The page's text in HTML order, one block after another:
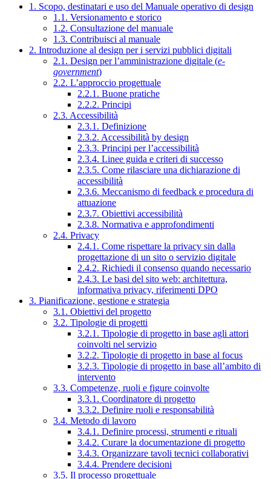
1. Scopo, destinatari e uso del Manuale operativo di design
1.1. Versionamento e storico
1.2. Consultazione del manuale
1.3. Contribuisci al manuale
2. Introduzione al design per i servizi pubblici digitali
2.1. Design per l’amministrazione digitale (e-
government)
2.2. L’approccio progettuale
2.2.1. Buone pratiche
2.2.2. Principi
2.3. Accessibilità
2.3.1. Definizione
2.3.2. Accessibilità by design
2.3.3. Principi per l’accessibilità
2.3.4. Linee guida e criteri di successo
2.3.5. Come rilasciare una dichiarazione di
accessibilità
2.3.6. Meccanismo di feedback e procedura di
attuazione
2.3.7. Obiettivi accessibilità
2.3.8. Normativa e approfondimenti
2.4. Privacy
2.4.1. Come rispettare la privacy sin dalla
progettazione di un sito o servizio digitale
2.4.2. Richiedi il consenso quando necessario
2.4.3. Le basi del sito web: architettura,
informativa privacy, riferimenti DPO
3. Pianificazione, gestione e strategia
3.1. Obiettivi del progetto
3.2. Tipologie di progetti
3.2.1. Tipologie di progetto in base agli attori
coinvolti nel servizio
3.2.2. Tipologie di progetto in base al focus
3.2.3. Tipologie di progetto in base all’ambito di
intervento
3.3. Competenze, ruoli e figure coinvolte
3.3.1. Coordinatore di progetto
3.3.2. Definire ruoli e responsabilità
3.4. Metodo di lavoro
3.4.1. Definire processi, strumenti e rituali
3.4.2. Curare la documentazione di progetto
3.4.3. Organizzare tavoli tecnici collaborativi
3.4.4. Prendere decisioni
3.5. Il processo progettuale